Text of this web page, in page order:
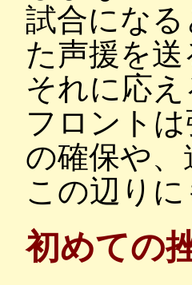
試合にな
た声援を
それに応え
フロント
の確保や
この辺り
初めての